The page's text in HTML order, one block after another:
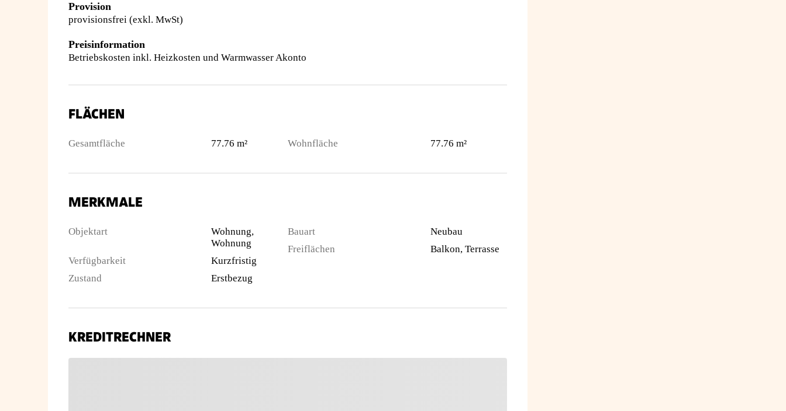
Provision
provisionsfrei (exkl. MwSt)
Preisinformation
Betriebskosten inkl. Heizkosten und Warmwasser Akonto
FLÄCHEN
Gesamtfläche 77.76 m² Wohnfläche 77.76 m²
MERKMALE
Objektart
Wohnung,
Wohnung
Verfügbarkeit
Kurzfristig
Zustand
Erstbezug
Bauart
Neubau
Freiflächen
Balkon, Terrasse
KREDITRECHNER